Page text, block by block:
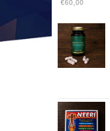
€60,00